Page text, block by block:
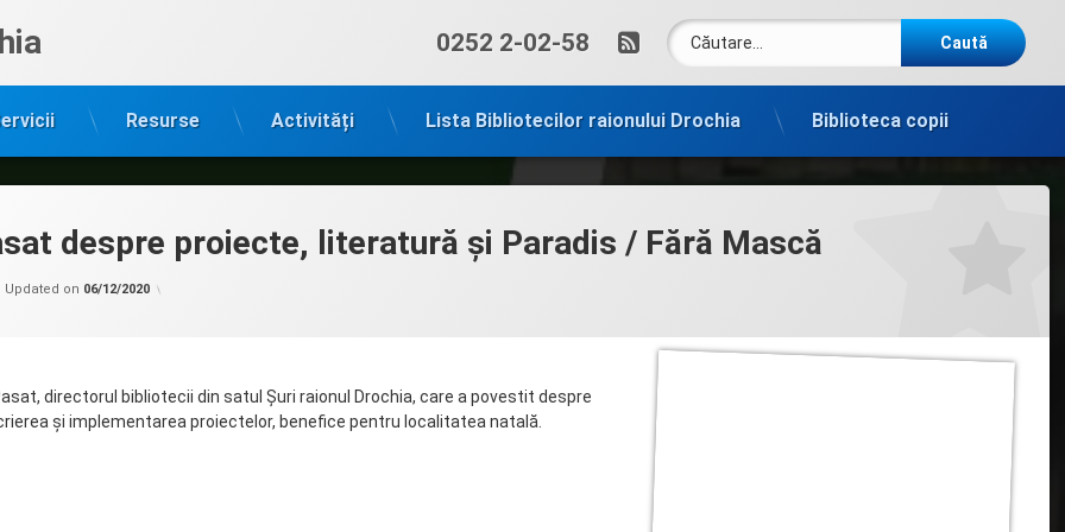
Sună acum:
0252 2-02-58 RSSCaută după:
Resurse Activități Lista Bibliotecilor raionului Drochia Biblioteca copii
despre proiecte, literatură și Paradis / Fără Mască
Updated on 06/12/2020
directorul bibliotecii din satul Șuri raionul Drochia, care a povestit despre
și implementarea proiectelor, benefice pentru localitatea natală.